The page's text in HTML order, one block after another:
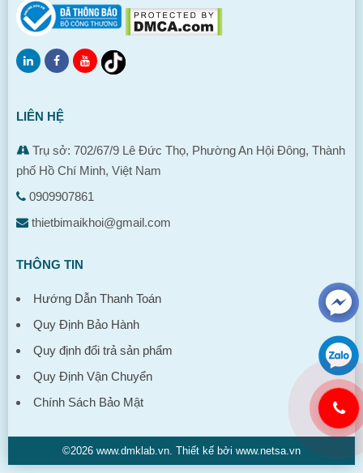
LIÊN HỆ
Trụ sở: 702/67/9 Lê Đức Thọ, Phường An Hội Đông, Thành
phố Hồ Chí Minh, Việt Nam
0909907861
thietbimaikhoi@gmail.com
THÔNG TIN
Hướng Dẫn Thanh Toán
Quy Định Bảo Hành
Quy định đổi trả sản phẩm
Quy Định Vận Chuyển
Chính Sách Bảo Mật
©2026 www.dmklab.vn. Thiết kế bởi www.netsa.vn